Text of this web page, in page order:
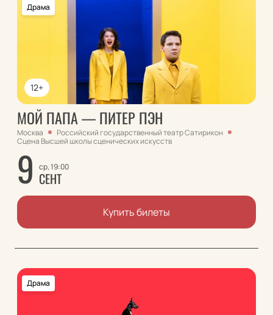
12+
Драма
МОЙ ПАПА — ПИТЕР ПЭН
Москва
Российский государственный театр Сатирикон
Сцена Высшей школы сценических искусcтв
9 ср, 19:00
СЕНТ
Купить билеты
Драма